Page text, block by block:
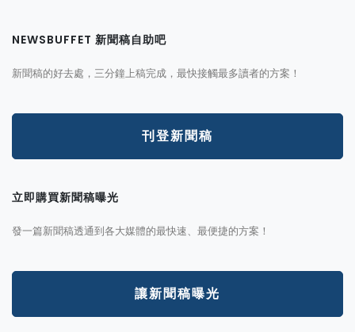
NEWSBUFFET 新聞稿自助吧
新聞稿的好去處，三分鐘上稿完成，最快接觸最多讀者的方案！
刊登新聞稿
立即購買新聞稿曝光
發一篇新聞稿透通到各大媒體的最快速、最便捷的方案！
讓新聞稿曝光